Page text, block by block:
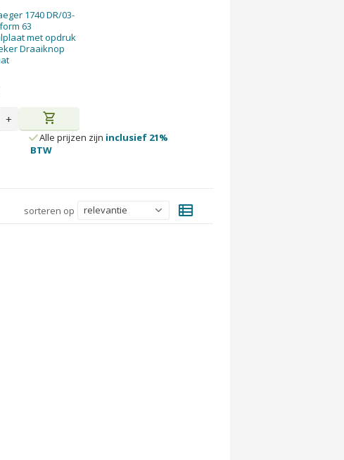
1740 DR/03-
63
met opdruk
Draaiknop
+ shopping_cart
Alle prijzen zijn inclusief 21%
BTW
sorteren op view_list